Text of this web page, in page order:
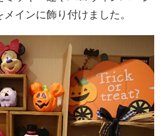
インに飾り付けました。